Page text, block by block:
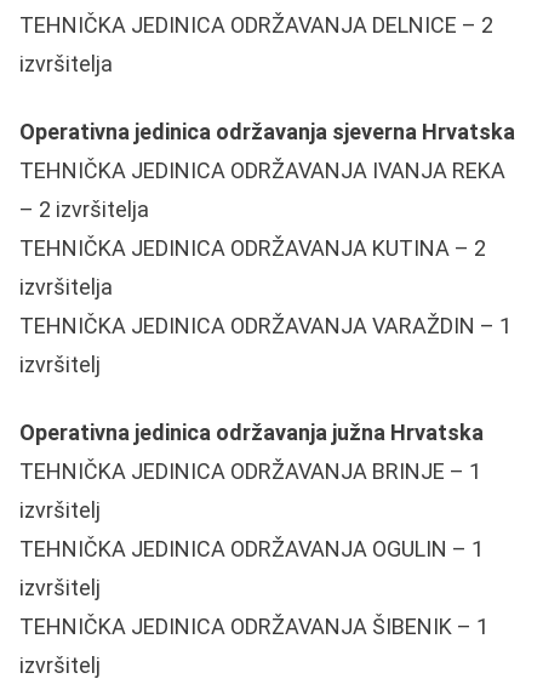
TEHNIČKA JEDINICA ODRŽAVANJA DELNICE – 2
izvršitelja
Operativna jedinica održavanja sjeverna Hrvatska
TEHNIČKA JEDINICA ODRŽAVANJA IVANJA REKA
– 2 izvršitelja
TEHNIČKA JEDINICA ODRŽAVANJA KUTINA – 2
izvršitelja
TEHNIČKA JEDINICA ODRŽAVANJA VARAŽDIN – 1
izvršitelj
Operativna jedinica održavanja južna Hrvatska
TEHNIČKA JEDINICA ODRŽAVANJA BRINJE – 1
izvršitelj
TEHNIČKA JEDINICA ODRŽAVANJA OGULIN – 1
izvršitelj
TEHNIČKA JEDINICA ODRŽAVANJA ŠIBENIK – 1
izvršitelj